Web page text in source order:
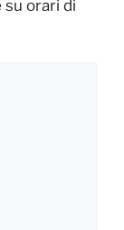
su orari di